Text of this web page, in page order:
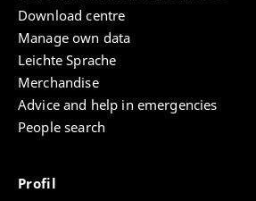
Download centre
Manage own data
Leichte Sprache
Merchandise
Advice and help in emergencies
People search
Profil